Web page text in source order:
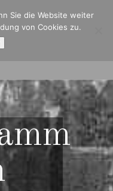
Sie die Website weiter
von Cookies zu.